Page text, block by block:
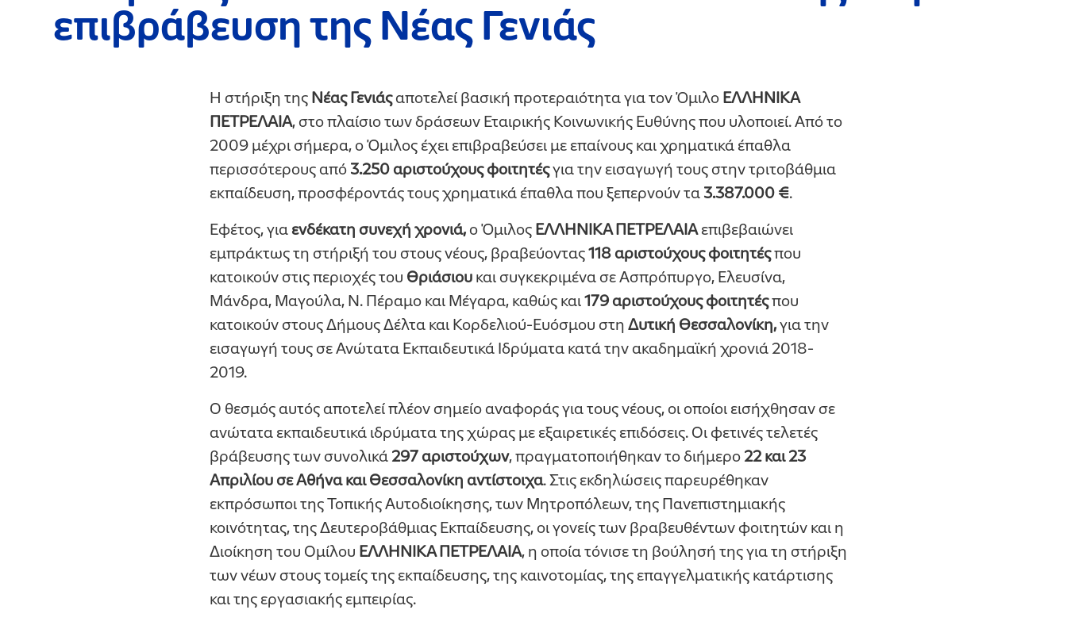
επιβράβευση της Νέας Γενιάς
Η στήριξη της Νέας Γενιάςαποτελεί βασική προτεραιότητα για τον Όμιλο ΕΛΛΗΝΙΚΑ
ΠΕΤΡΕΛΑΙΑ, στο πλαίσιο των δράσεων Εταιρικής Κοινωνικής Ευθύνης που υλοποιεί. Από το
2009 μέχρι σήμερα, ο Όμιλος έχει επιβραβεύσει με επαίνους και χρηματικά έπαθλα
περισσότερους από 3.250 αριστούχους φοιτητέςγια την εισαγωγή τους στην τριτοβάθμια
εκπαίδευση, προσφέροντάς τους χρηματικά έπαθλα που ξεπερνούν τα 3.387.000 €.
Εφέτος, γιαενδέκατη συνεχή χρονιά, ο Όμιλος ΕΛΛΗΝΙΚΑ ΠΕΤΡΕΛΑΙΑεπιβεβαιώνει
εμπράκτως τη στήριξή του στους νέους, βραβεύοντας118 αριστούχους φοιτητέςπου
κατοικούν στις περιοχές του Θριάσιου και συγκεκριμένα σε Ασπρόπυργο, Ελευσίνα,
Μάνδρα, Μαγούλα, Ν. Πέραμο και Μέγαρα, καθώς και179αριστούχους φοιτητέςπου
κατοικούν στους Δήμους Δέλτα και Κορδελιού-Ευόσμου στηΔυτική Θεσσαλονίκη,για την
εισαγωγή τους σε Ανώτατα Εκπαιδευτικά Ιδρύματα κατά την ακαδημαϊκή χρονιά 2018-
2019.
Ο θεσμός αυτός αποτελεί πλέον σημείο αναφοράς για τους νέους, οι οποίοι εισήχθησαν σε
ανώτατα εκπαιδευτικά ιδρύματα της χώρας με εξαιρετικές επιδόσεις. Οι φετινές τελετές
βράβευσης των συνολικά 297 αριστούχων, πραγματοποιήθηκαν το διήμερο 22 και 23
Απριλίου σε Αθήνα και Θεσσαλονίκη αντίστοιχα. Στις εκδηλώσεις παρευρέθηκαν
εκπρόσωποι της Τοπικής Αυτοδιοίκησης, των Μητροπόλεων, της Πανεπιστημιακής
κοινότητας, της Δευτεροβάθμιας Εκπαίδευσης, οι γονείς των βραβευθέντων φοιτητών και η
Διοίκηση του Ομίλου ΕΛΛΗΝΙΚΑ ΠΕΤΡΕΛΑΙΑ, η οποία τόνισε τη βούλησή της για τη στήριξη
των νέων στους τομείς της εκπαίδευσης, της καινοτομίας, της επαγγελματικής κατάρτισης
και της εργασιακής εμπειρίας.